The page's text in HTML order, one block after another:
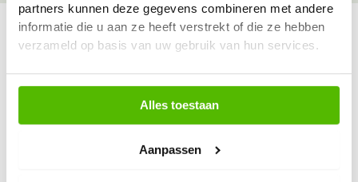
partners kunnen deze gegevens combineren met andere
informatie die u aan ze heeft verstrekt of die ze hebben
verzameld op basis van uw gebruik van hun services.
Alles toestaan
Aanpassen
De meest voorkomende vragen over onze dienst vind
Bekijk alle antwoorden